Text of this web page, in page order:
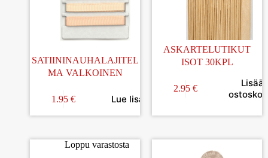
SATIININAUHALAJITEL
MA VALKOINEN
1.95 € Lue lisää
ASKARTELUTIKUT
ISOT 30KPL
2.95 €
Lisää
Loppu varastosta